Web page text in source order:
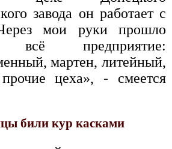
завода он работает с
мои руки прошло
всё предприятие:
мартен, литейный,
цеха», - смеется
били кур касками